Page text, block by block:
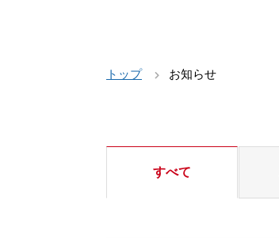
トップ お知らせ
すべて